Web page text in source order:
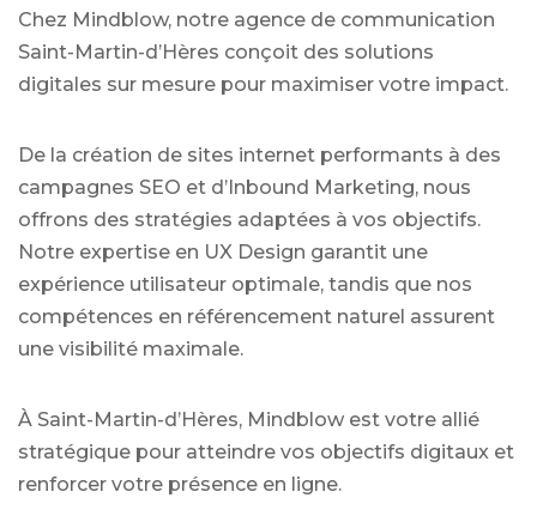
Chez Mindblow, notre agence de communication
Saint-Martin-d’Hères conçoit des solutions
digitales sur mesure pour maximiser votre impact.
De la création de sites internet performants à des
campagnes SEO et d’Inbound Marketing, nous
offrons des stratégies adaptées à vos objectifs.
Notre expertise en UX Design garantit une
expérience utilisateur optimale, tandis que nos
compétences en référencement naturel assurent
une visibilité maximale.
À Saint-Martin-d’Hères, Mindblow est votre allié
stratégique pour atteindre vos objectifs digitaux et
renforcer votre présence en ligne.